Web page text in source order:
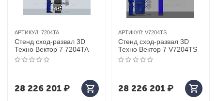
АРТИКУЛ: 7204TA
Стенд сход-развал 3D
Техно Вектор 7 7204TA
28 226 201₽
АРТИКУЛ: V7204TS
Стенд сход-развал 3D
Техно Вектор 7 V7204TS
28 226 201₽